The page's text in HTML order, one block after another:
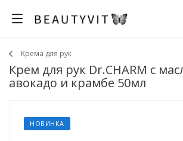
Крема для рук
Крем для рук Dr.CHARM с
авокадо и крамбе 50мл
НОВИНКА